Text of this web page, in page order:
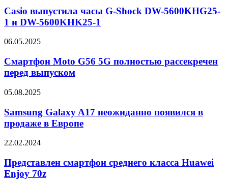
часы
G-
Shock
5600KHG25-
и
DW-
1
Casio выпустила часы G-Shock DW-5600KHG25-
1 и DW-5600KHK25-1
Смартфон
G56
5G
полностью
перед
06.05.2025
Смартфон Moto G56 5G полностью рассекречен
перед выпуском
Samsung
A17
неожиданно
появился
продаже
Европе
05.08.2025
Samsung Galaxy A17 неожиданно появился в
продаже в Европе
Представлен
среднего
класса
Huawei
22.02.2024
Представлен смартфон среднего класса Huawei
Enjoy 70z